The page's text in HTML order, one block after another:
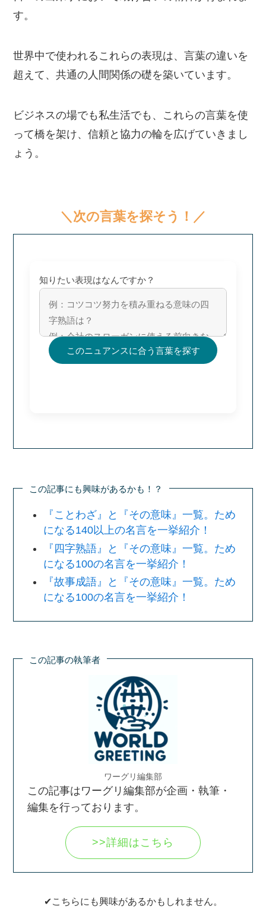
す。
世界中で使われるこれらの表現は、言葉の違いを
超えて、共通の人間関係の礎を築いています。
ビジネスの場でも私生活でも、これらの言葉を使
って橋を架け、信頼と協力の輪を広げていきまし
ょう。
＼次の言葉を探そう！／
知りたい表現はなんですか？
このニュアンスに合う言葉を探す
この記事にも興味があるかも！？
『ことわざ』と『その意味』一覧。ため
になる140以上の名言を一挙紹介！
『四字熟語』と『その意味』一覧。ため
になる100の名言を一挙紹介！
『故事成語』と『その意味』一覧。ため
になる100の名言を一挙紹介！
この記事の執筆者
ワーグリ編集部
この記事はワーグリ編集部が企画・執筆・
編集を行っております。
>>詳細はこちら
✔こちらにも興味があるかもしれません。